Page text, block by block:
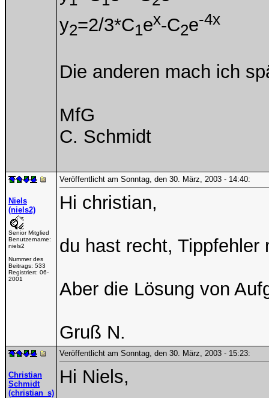
y2=2/3*C1ex-C2e-4x
Die anderen mach ich
MfG
C. Schmidt
Niels
(niels2)
Senior Mitglied
Benutzername:
niels2
Nummer des
Beitrags: 533
Registriert: 06-
2001
Veröffentlicht am Sonntag, den 30. März, 2003 - 14:40:
Hi christian,
du hast recht, Tippfehler
Aber die Lösung von
Gruß N.
Christian
Schmidt
(christian_s)
Veröffentlicht am Sonntag, den 30. März, 2003 - 15:23:
Hi Niels,